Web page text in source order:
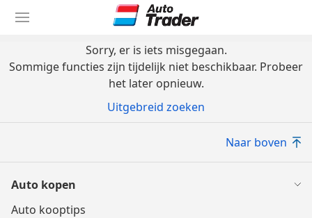
naar
Sorry, er is iets misgegaan.
Sommige functies zijn tijdelijk niet beschikbaar. Probeer
het later opnieuw.
Uitgebreid zoeken
Naar boven
Auto kopen
Auto kooptips